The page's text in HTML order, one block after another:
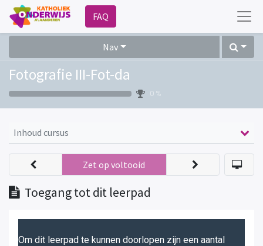
FAQ
Nav
Fotografie III-Fot-da
0 %
Inhoud cursus
Toegang tot dit leerpad
Zet op voltooid
Om dit leerpad te kunnen doorlopen zijn een aantal